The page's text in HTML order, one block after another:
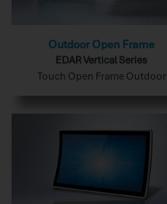
Outdoor Open Frame
EDAR Vertical Series
Touch Open Frame Outdoor